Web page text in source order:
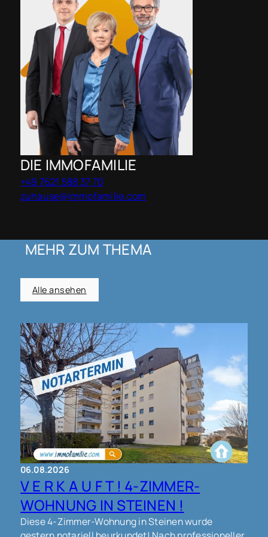
DIE IMMOFAMILIE
+49 7621 588 37 70
zuhause@immofamilie.com
MEHR ZUM THEMA
Alle ansehen
06.08.2026
V E R K A U F T ! 4-ZIMMER-
WOHNUNG IN STEINEN !
Diese 4-Zimmer-Wohnung in Steinen wurde